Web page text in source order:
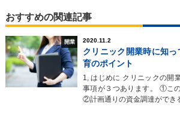
おすすめの関連記事
開業 2020.11.2
クリニック開業時に知
育のポイント
1, はじめに クリニックの開
事項が３つあります。 ①こ
②計画通りの資金調達ができ